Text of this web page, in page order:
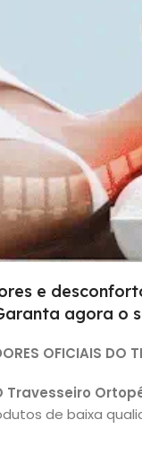
e
agora o
OFICIAIS DO
Travesseiro
de baixa